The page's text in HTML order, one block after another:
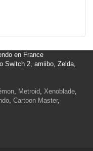
en France
Switch 2, amiibo, Zelda,
, Metroid, Xenoblade,
, Cartoon Master,